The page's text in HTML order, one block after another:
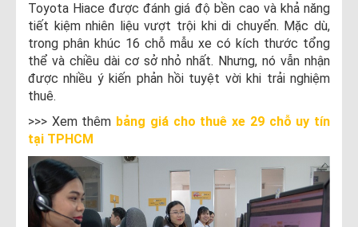
Toyota Hiace được đánh giá độ bền cao và khả năng
tiết kiệm nhiên liệu vượt trội khi di chuyển. Mặc dù,
trong phân khúc 16 chỗ mẫu xe có kích thước tổng
thể và chiều dài cơ sở nhỏ nhất. Nhưng, nó vẫn nhận
được nhiều ý kiến phản hồi tuyệt vời khi trải nghiệm
thuê.
>>> Xem thêm bảng giá cho thuê xe 29 chỗ uy tín
tại TPHCM